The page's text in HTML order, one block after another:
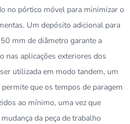
no pórtico móvel para minimizar o
Um depósito adicional para
mm de diâmetro garante a
nas aplicações exteriores dos
utilizada em modo tandem, um
que os tempos de paragem
ao mínimo, uma vez que
da peça de trabalho